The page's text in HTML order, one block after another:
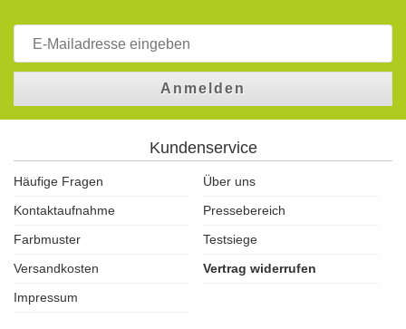
Anmelden
Kundenservice
Häufige Fragen
Über uns
Kontaktaufnahme
Pressebereich
Farbmuster
Testsiege
Versandkosten
Vertrag widerrufen
Impressum